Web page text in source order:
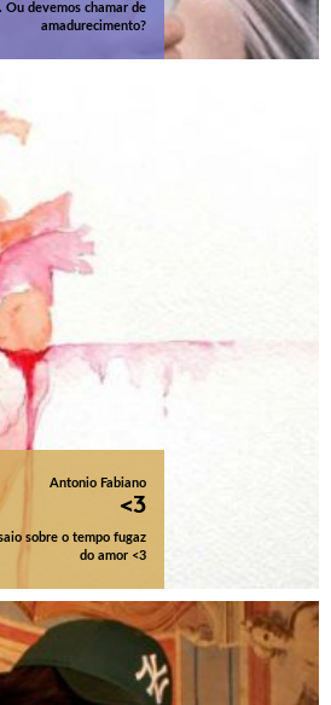
Ou devemos chamar de
amadurecimento?
Antonio Fabiano
<3
sobre o tempo fugaz
do amor <3